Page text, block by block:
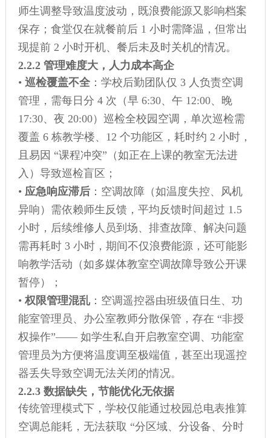
师生调整导致温度波动，既浪费能源又影响档案
保存；食堂仅在就餐前后 1 小时需降温，但常出
现提前 2 小时开机、餐后未及时关机的情况。
2.2.2 管理难度大，人力成本高企
• 巡检覆盖不全：学校后勤团队仅 3 人负责空调
管理，需每日分 4 次（早 6:30、午 12:00、晚
17:30、夜 20:00）巡检全校园空调，单次巡检需
覆盖 6 栋教学楼、12 个功能区，耗时约 2 小时，
且易因 “课程冲突”（如正在上课的教室无法进
入）导致巡检盲区；
• 应急响应滞后：空调故障（如温度失控、风机
异响）需依赖师生反馈，平均反馈时间超过 1.5
小时，后续维修人员到场、排查故障、解决问题
需再耗时 3 小时，期间不仅浪费能源，还可能影
响教学活动（如多媒体教室空调故障导致公开课
暂停）；
• 权限管理混乱：空调遥控器由班级值日生、功
能室管理员、办公室教师分散保管，存在 “非授
权操作”—— 如学生私自开启教室空调、功能室
管理员为方便将温度调至极端值，甚至出现遥控
器丢失导致空调无法关闭的情况。
2.2.3 数据缺失，节能优化无依据
传统管理模式下，学校仅能通过校园总电表推算
空调总能耗，无法获取 “分区域、分设备、分时